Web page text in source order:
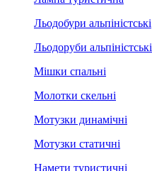
Льодобури альпіністські
Льодоруби альпіністські
Мішки спальні
Молотки скельні
Мотузки динамічні
Мотузки статичні
Намети туристичні